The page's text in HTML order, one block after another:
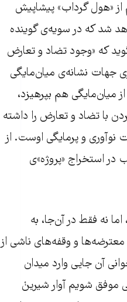
از «هول گرداب» پیشاپیش
شد که در سویه‌ی گوینده
که «وجود تضاد و تعارض
جهات نشانه‌ی میان‌مایگی
میان‌مایگی هم بپرهیزد،
با تضاد و تعارض را داشته
نوآوری و پرمایگی اوست. از
در استخراج «پروژه»ی
اما نه فقط در آن‌جا، به
معترضه‌ها و وقفه‌های ناشی از
آن جایی وارد میدان
بااین‌حال حتی وقتی موفق شویم آوار شیرینْ